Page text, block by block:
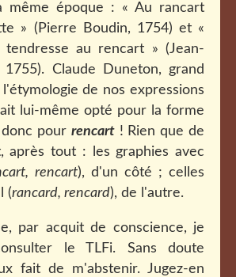
même époque : « Au rancart
» (Pierre Boudin, 1754) et «
au rencart » (Jean-
1755). Claude Duneton, grand
de nos expressions
lui-même opté pour la forme
donc pour rencart! Rien que de
après tout : les graphies avec
rencart), d'un côté ; celles
(rancard, rencard), de l'autre.
par acquit de conscience, je
le TLFi. Sans doute
fait de m'abstenir. Jugez-en